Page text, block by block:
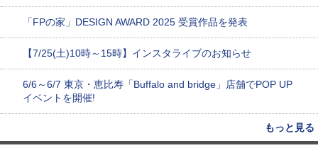
「FPの家」DESIGN AWARD 2025 受賞作品を発表
【7/25(土)10時～15時】インスタライブのお知らせ
6/6～6/7 東京・恵比寿「Buffalo and bridge」店舗でPOP UP
イベントを開催!
もっと見る